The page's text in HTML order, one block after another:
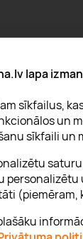
lapa
sīkfailus,
un
sīkfaili
personalizētu
(piemēram,
daudz kas cits
politiku